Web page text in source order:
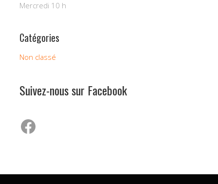
Mercredi 10 h
Catégories
Non classé
Suivez-nous sur Facebook
Facebook